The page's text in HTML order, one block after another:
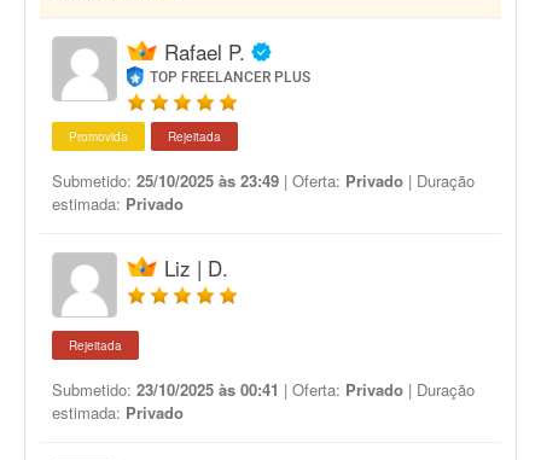
Rafael P.
TOP FREELANCER PLUS
Promovida Rejeitada
Submetido: 25/10/2025 às 23:49 | Oferta: Privado | Duração
estimada: Privado
Liz | D.
Rejeitada
Submetido: 23/10/2025 às 00:41 | Oferta: Privado | Duração
estimada: Privado